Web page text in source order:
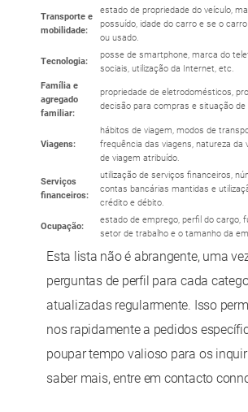
Transporte e
mobilidade:
estado de propriedade do veículo,
possuído, idade do carro e se o
ou usado.
Tecnologia:
posse de smartphone, marca do
sociais, utilização da Internet, etc.
Família e
agregado
familiar:
propriedade de eletrodomésticos,
decisão para compras e situação de
Viagens:
hábitos de viagem, modos de
frequência das viagens, natureza da
de viagem atribuído.
Serviços
financeiros:
utilização de serviços financeiros,
contas bancárias mantidas e
crédito e débito.
Ocupação:
estado de emprego, perfil do cargo,
setor de trabalho e o tamanho da
Esta lista não é abrangente, uma
perguntas de perfil para cada
atualizadas regularmente. Isso
nos rapidamente a pedidos
poupar tempo valioso para os
saber mais, entre em contacto